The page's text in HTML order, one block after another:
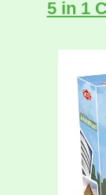
5 in 1